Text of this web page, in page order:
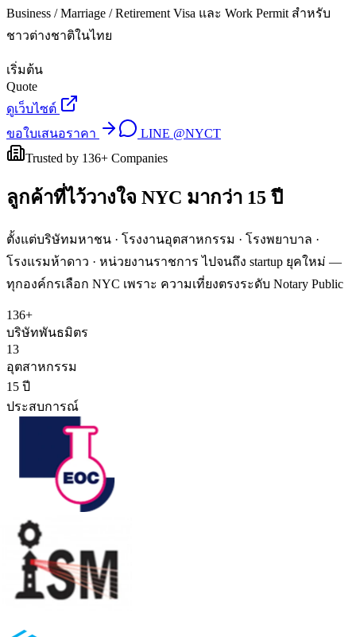
Business / Marriage / Retirement Visa และ Work Permit สำหรับ
ชาวต่างชาติในไทย
เริ่มต้น
Quote
ดูเว็บไซต์
ขอใบเสนอราคา
LINE @NYCT
Trusted by 136+ Companies
ลูกค้าที่ไว้วางใจ NYC มากว่า 15 ปี
ตั้งแต่บริษัทมหาชน · โรงงานอุตสาหกรรม · โรงพยาบาล ·
โรงแรมห้าดาว · หน่วยงานราชการ ไปจนถึง startup ยุคใหม่ —
ทุกองค์กรเลือก NYC เพราะ ความเที่ยงตรงระดับ Notary Public
136+
บริษัทพันธมิตร
13
อุตสาหกรรม
15 ปี
ประสบการณ์